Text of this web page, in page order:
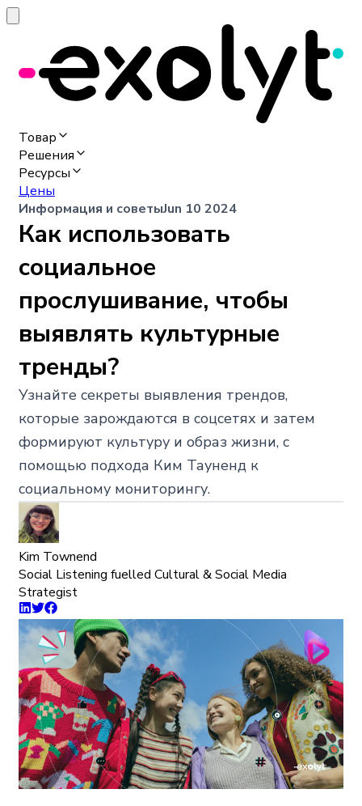
Товар
Решения
Ресурсы
Цены
Информация и советыJun 10 2024
Как использовать
социальное
прослушивание, чтобы
выявлять культурные
тренды?
Узнайте секреты выявления трендов,
которые зарождаются в соцсетях и затем
формируют культуру и образ жизни, с
помощью подхода Ким Тауненд к
социальному мониторингу.
Kim Townend
Social Listening fuelled Cultural & Social Media
Strategist